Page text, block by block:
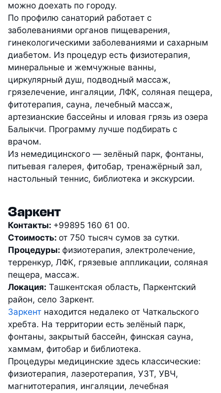
можно доехать по городу.
По профилю санаторий работает с
заболеваниями органов пищеварения,
гинекологическими заболеваниями и сахарным
диабетом. Из процедур есть физиотерапия,
минеральные и жемчужные ванны,
циркулярный душ, подводный массаж,
грязелечение, ингаляции, ЛФК, соляная пещера,
фитотерапия, сауна, лечебный массаж,
артезианские бассейны и иловая грязь из озера
Балыкчи. Программу лучше подбирать с
врачом.
Из немедицинского — зелёный парк, фонтаны,
питьевая галерея, фитобар, тренажёрный зал,
настольный теннис, библиотека и экскурсии.
Заркент
Контакты: +99895 160 61 00.
Стоимость: от 750 тысяч сумов за сутки.
Процедуры: физиотерапия, электролечение,
терренкур, ЛФК, грязевые аппликации, соляная
пещера, массаж.
Локация: Ташкентская область, Паркентский
район, село Заркент.
Заркент находится недалеко от Чаткальского
хребта. На территории есть зелёный парк,
фонтаны, закрытый бассейн, финская сауна,
хаммам, фитобар и библиотека.
Процедуры медицинские здесь классические:
физиотерапия, лазеротерапия, УЗТ, УВЧ,
магнитотерапия, ингаляции, лечебная